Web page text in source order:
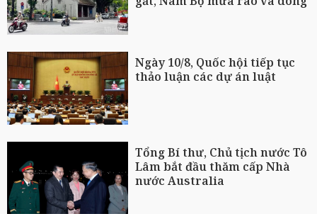
Ngày 10/8, Quốc hội tiếp tục
thảo luận các dự án luật
Tổng Bí thư, Chủ tịch nước Tô
Lâm bắt đầu thăm cấp Nhà
nước Australia